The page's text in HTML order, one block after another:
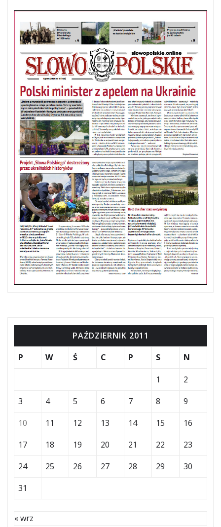
PAŹDZIERNIK 2011
P
W Ś C P S N
1
2
3
4 5 6 7 8
9
10
11 12 13 14 15
16
17
18 19 20 21 22
23
24
25 26 27 28 29
30
31
« wrz